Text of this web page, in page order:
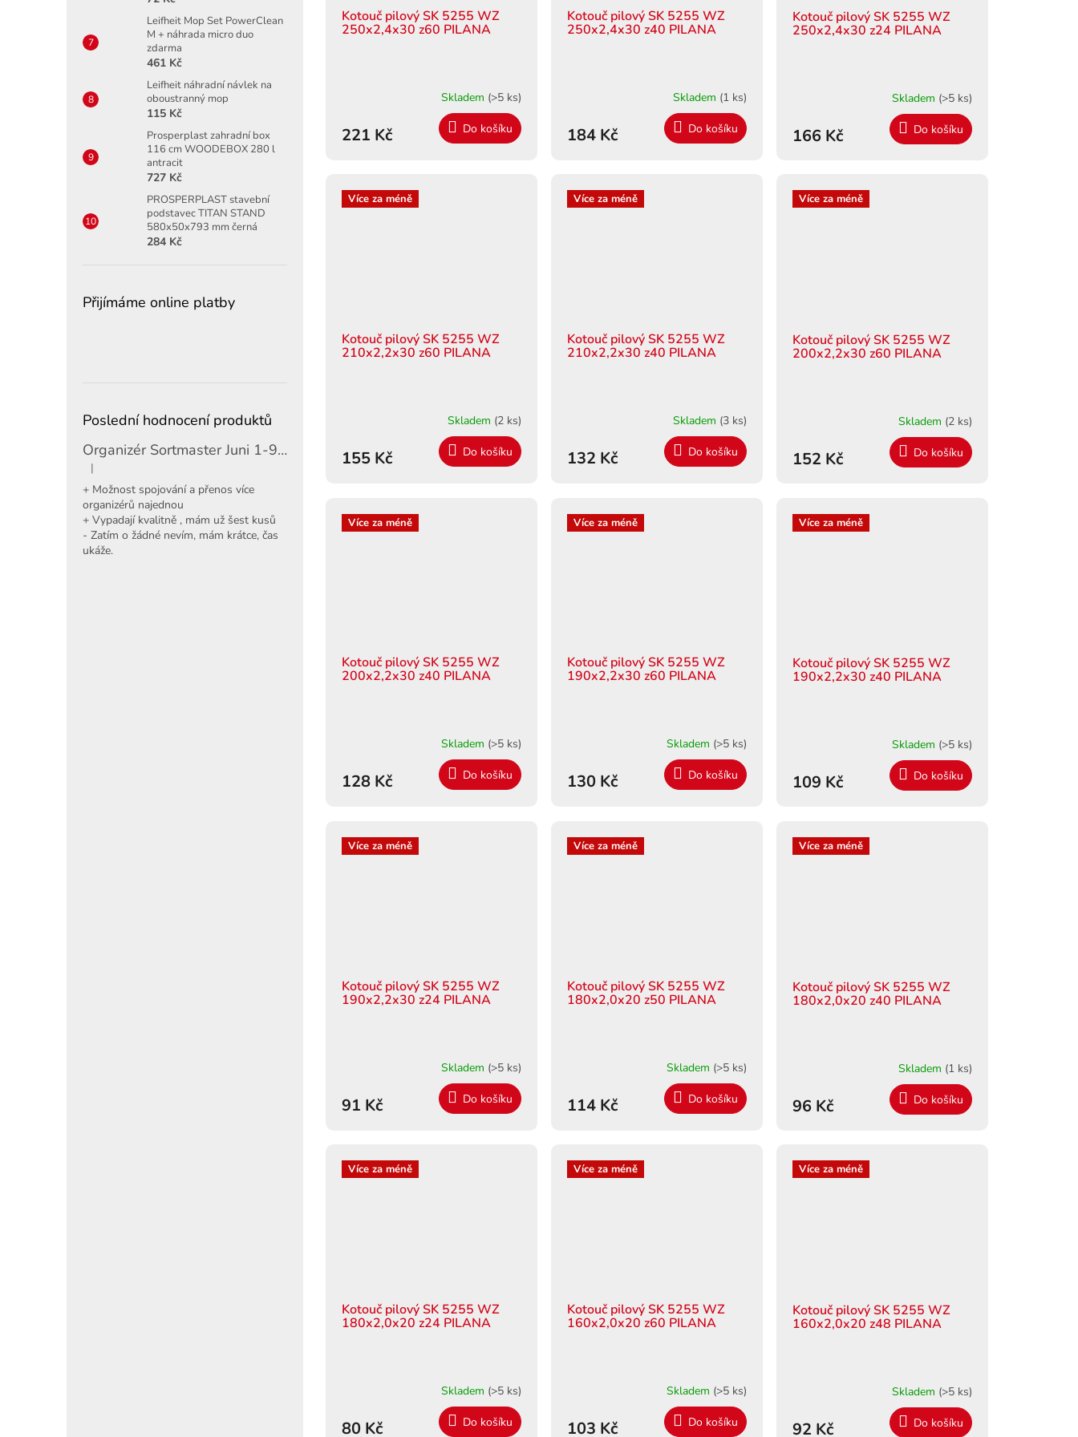
Leifheit Mop Set PowerClean
M + náhrada micro duo
zdarma
461 Kč
Leifheit náhradní návlek na
oboustranný mop
115 Kč
Prosperplast zahradní box
116 cm WOODEBOX 280 l
antracit
727 Kč
PROSPERPLAST stavební
podstavec TITAN STAND
580x50x793 mm černá
284 Kč
Přijímáme online platby
Poslední hodnocení produktů
Organizér Sortmaster Juni 1-97-483
Hodnocení produktu je 5 z 5 hvězdiček.
|
+ Možnost spojování a přenos více
organizérů najednou
+ Vypadají kvalitně , mám už šest kusů
- Zatím o žádné nevím, mám krátce, čas
ukáže.
Kotouč pilový SK 5255 WZ
250x2,4x30 z60 PILANA
Skladem (>5 ks)
221 Kč Do košíku
Kotouč pilový SK 5255 WZ
250x2,4x30 z40 PILANA
Skladem (1 ks)
184 Kč Do košíku
Kotouč pilový SK 5255 WZ
250x2,4x30 z24 PILANA
Skladem (>5 ks)
166 Kč Do košíku
Více za méně
Kotouč pilový SK 5255 WZ
210x2,2x30 z60 PILANA
Skladem (2 ks)
155 Kč Do košíku
Více za méně
Kotouč pilový SK 5255 WZ
210x2,2x30 z40 PILANA
Skladem (3 ks)
132 Kč Do košíku
Více za méně
Kotouč pilový SK 5255 WZ
200x2,2x30 z60 PILANA
Skladem (2 ks)
152 Kč Do košíku
Více za méně
Kotouč pilový SK 5255 WZ
200x2,2x30 z40 PILANA
Skladem (>5 ks)
128 Kč Do košíku
Více za méně
Kotouč pilový SK 5255 WZ
190x2,2x30 z60 PILANA
Skladem (>5 ks)
130 Kč Do košíku
Více za méně
Kotouč pilový SK 5255 WZ
190x2,2x30 z40 PILANA
Skladem (>5 ks)
109 Kč Do košíku
Více za méně
Kotouč pilový SK 5255 WZ
190x2,2x30 z24 PILANA
Skladem (>5 ks)
91 Kč Do košíku
Více za méně
Kotouč pilový SK 5255 WZ
180x2,0x20 z50 PILANA
Skladem (>5 ks)
114 Kč Do košíku
Více za méně
Kotouč pilový SK 5255 WZ
180x2,0x20 z40 PILANA
Skladem (1 ks)
96 Kč Do košíku
Více za méně
Kotouč pilový SK 5255 WZ
180x2,0x20 z24 PILANA
Skladem (>5 ks)
80 Kč Do košíku
Více za méně
Kotouč pilový SK 5255 WZ
160x2,0x20 z60 PILANA
Skladem (>5 ks)
103 Kč Do košíku
Více za méně
Kotouč pilový SK 5255 WZ
160x2,0x20 z48 PILANA
Skladem (>5 ks)
92 Kč Do košíku